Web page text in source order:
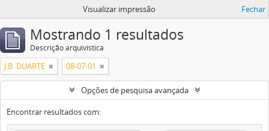
Visualizar impressão Fechar
Mostrando 1 resultados
Descrição arquivística
J.B. DUARTE 08-07-01
Opções de pesquisa avançada
Encontrar resultados com: